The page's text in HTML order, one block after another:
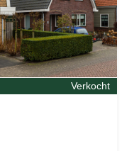
Verkocht